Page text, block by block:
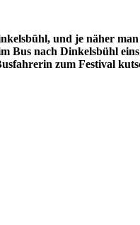
und je näher
Bus nach Dinkelsbühl
zum Festival